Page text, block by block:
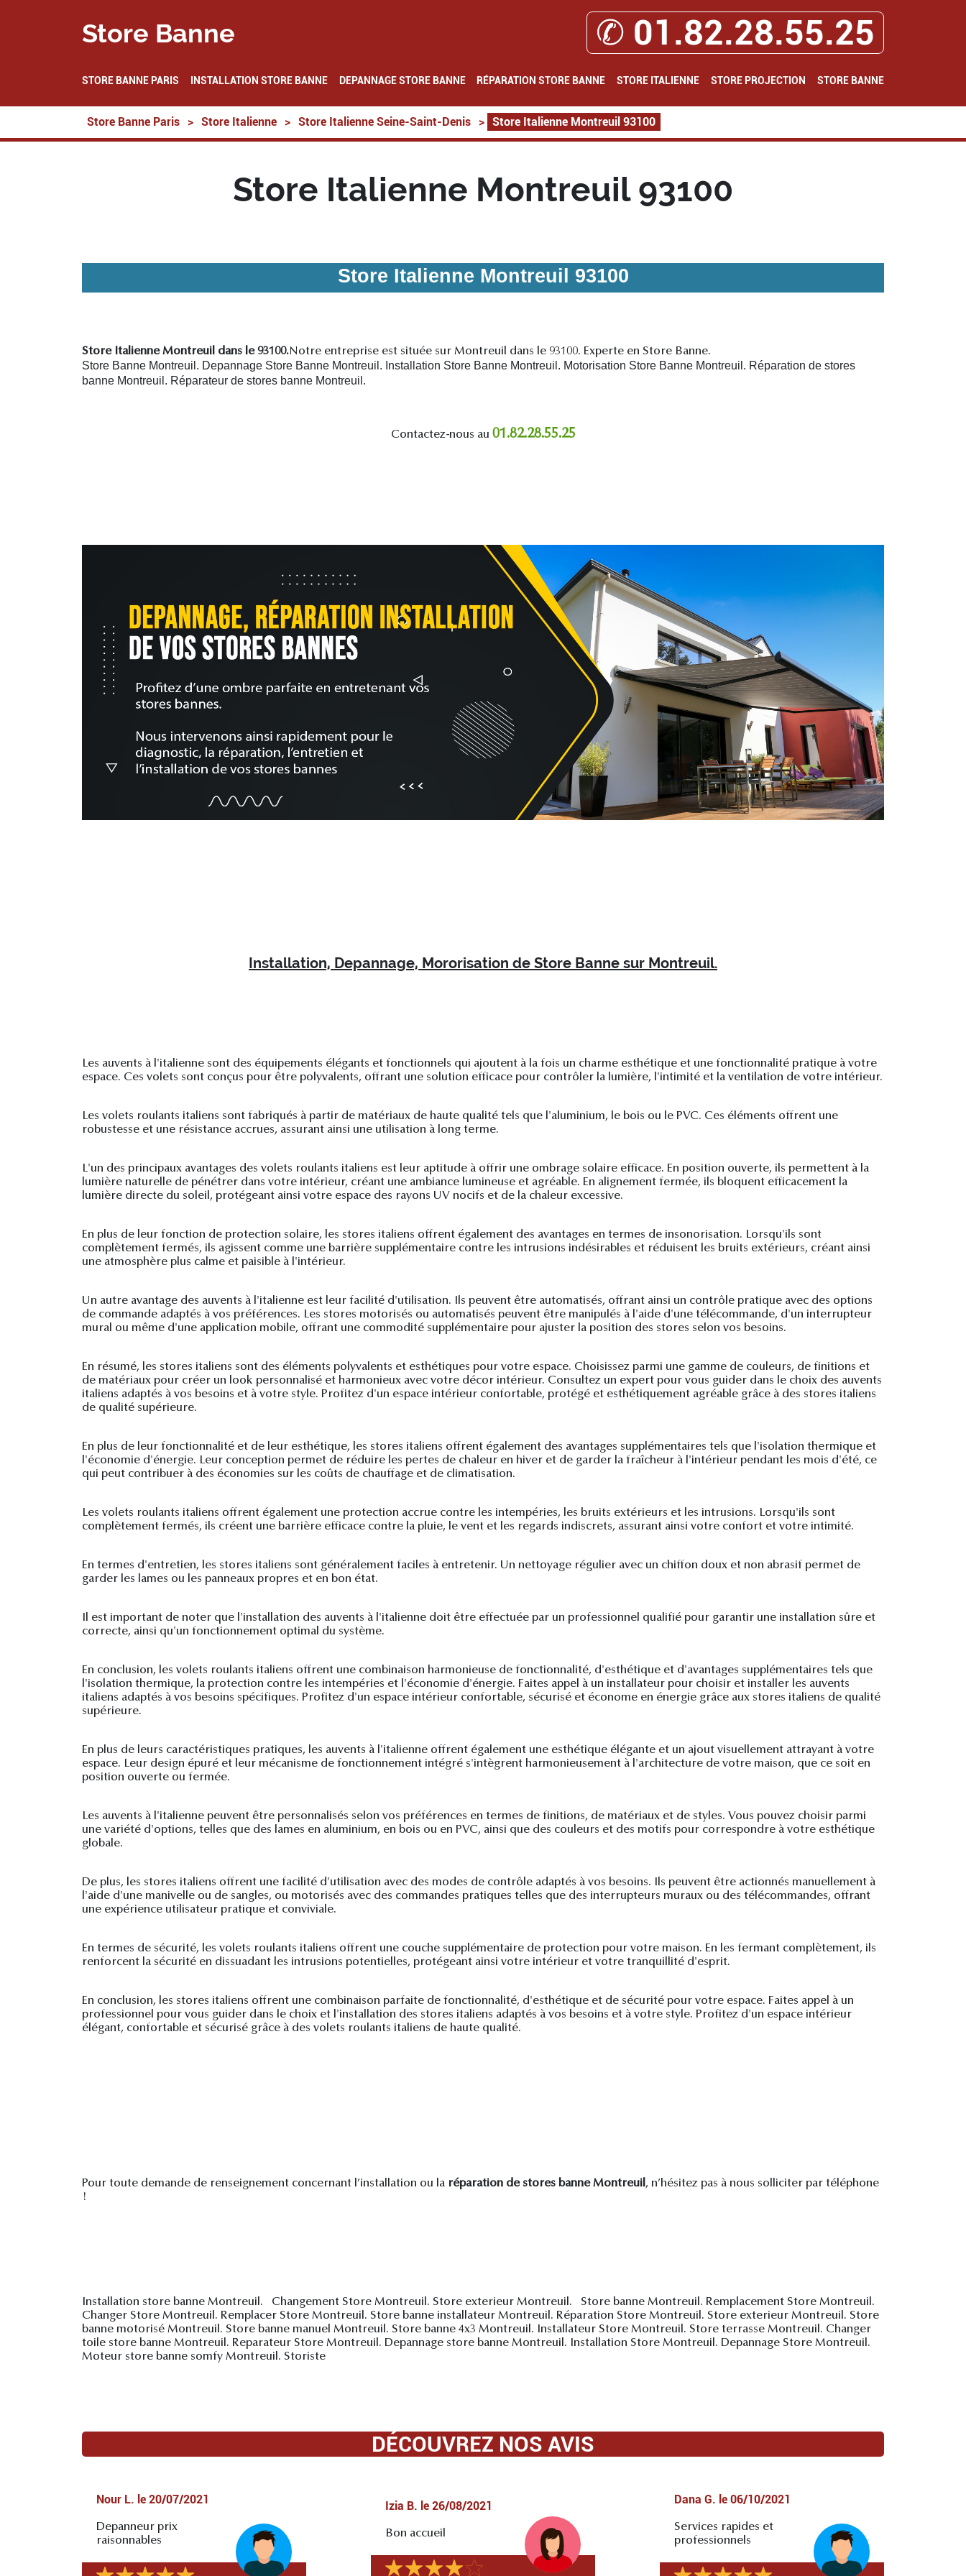
Store Banne ✆ 01.82.28.55.25
STORE BANNE PARIS INSTALLATION STORE BANNE DEPANNAGE STORE BANNE RÉPARATION STORE BANNE STORE ITALIENNE STORE PROJECTION STORE BANNE
Store Banne Paris > Store Italienne > Store Italienne Seine-Saint-Denis > Store Italienne Montreuil 93100
Store Italienne Montreuil 93100
Store Italienne Montreuil 93100
Store Italienne Montreuil dans le 93100.Notre entreprise est située sur Montreuil dans le 93100. Experte en Store Banne.
Store Banne Montreuil. Depannage Store Banne Montreuil. Installation Store Banne Montreuil. Motorisation Store Banne Montreuil. Réparation de stores
banne Montreuil. Réparateur de stores banne Montreuil.
Contactez-nous au 01.82.28.55.25
Installation, Depannage, Mororisation de Store Banne sur Montreuil.
Les auvents à l'italienne sont des équipements élégants et fonctionnels qui ajoutent à la fois un charme esthétique et une fonctionnalité pratique à votre
espace. Ces volets sont conçus pour être polyvalents, offrant une solution efficace pour contrôler la lumière, l'intimité et la ventilation de votre intérieur.
Les volets roulants italiens sont fabriqués à partir de matériaux de haute qualité tels que l'aluminium, le bois ou le PVC. Ces éléments offrent une
robustesse et une résistance accrues, assurant ainsi une utilisation à long terme.
L'un des principaux avantages des volets roulants italiens est leur aptitude à offrir une ombrage solaire efficace. En position ouverte, ils permettent à la
lumière naturelle de pénétrer dans votre intérieur, créant une ambiance lumineuse et agréable. En alignement fermée, ils bloquent efficacement la
lumière directe du soleil, protégeant ainsi votre espace des rayons UV nocifs et de la chaleur excessive.
En plus de leur fonction de protection solaire, les stores italiens offrent également des avantages en termes de insonorisation. Lorsqu'ils sont
complètement fermés, ils agissent comme une barrière supplémentaire contre les intrusions indésirables et réduisent les bruits extérieurs, créant ainsi
une atmosphère plus calme et paisible à l'intérieur.
Un autre avantage des auvents à l'italienne est leur facilité d'utilisation. Ils peuvent être automatisés, offrant ainsi un contrôle pratique avec des options
de commande adaptés à vos préférences. Les stores motorisés ou automatisés peuvent être manipulés à l'aide d'une télécommande, d'un interrupteur
mural ou même d'une application mobile, offrant une commodité supplémentaire pour ajuster la position des stores selon vos besoins.
En résumé, les stores italiens sont des éléments polyvalents et esthétiques pour votre espace. Choisissez parmi une gamme de couleurs, de finitions et
de matériaux pour créer un look personnalisé et harmonieux avec votre décor intérieur. Consultez un expert pour vous guider dans le choix des auvents
italiens adaptés à vos besoins et à votre style. Profitez d'un espace intérieur confortable, protégé et esthétiquement agréable grâce à des stores italiens
de qualité supérieure.
En plus de leur fonctionnalité et de leur esthétique, les stores italiens offrent également des avantages supplémentaires tels que l'isolation thermique et
l'économie d'énergie. Leur conception permet de réduire les pertes de chaleur en hiver et de garder la fraîcheur à l'intérieur pendant les mois d'été, ce
qui peut contribuer à des économies sur les coûts de chauffage et de climatisation.
Les volets roulants italiens offrent également une protection accrue contre les intempéries, les bruits extérieurs et les intrusions. Lorsqu'ils sont
complètement fermés, ils créent une barrière efficace contre la pluie, le vent et les regards indiscrets, assurant ainsi votre confort et votre intimité.
En termes d'entretien, les stores italiens sont généralement faciles à entretenir. Un nettoyage régulier avec un chiffon doux et non abrasif permet de
garder les lames ou les panneaux propres et en bon état.
Il est important de noter que l'installation des auvents à l'italienne doit être effectuée par un professionnel qualifié pour garantir une installation sûre et
correcte, ainsi qu'un fonctionnement optimal du système.
En conclusion, les volets roulants italiens offrent une combinaison harmonieuse de fonctionnalité, d'esthétique et d'avantages supplémentaires tels que
l'isolation thermique, la protection contre les intempéries et l'économie d'énergie. Faites appel à un installateur pour choisir et installer les auvents
italiens adaptés à vos besoins spécifiques. Profitez d'un espace intérieur confortable, sécurisé et économe en énergie grâce aux stores italiens de qualité
supérieure.
En plus de leurs caractéristiques pratiques, les auvents à l'italienne offrent également une esthétique élégante et un ajout visuellement attrayant à votre
espace. Leur design épuré et leur mécanisme de fonctionnement intégré s'intègrent harmonieusement à l'architecture de votre maison, que ce soit en
position ouverte ou fermée.
Les auvents à l'italienne peuvent être personnalisés selon vos préférences en termes de finitions, de matériaux et de styles. Vous pouvez choisir parmi
une variété d'options, telles que des lames en aluminium, en bois ou en PVC, ainsi que des couleurs et des motifs pour correspondre à votre esthétique
globale.
De plus, les stores italiens offrent une facilité d'utilisation avec des modes de contrôle adaptés à vos besoins. Ils peuvent être actionnés manuellement à
l'aide d'une manivelle ou de sangles, ou motorisés avec des commandes pratiques telles que des interrupteurs muraux ou des télécommandes, offrant
une expérience utilisateur pratique et conviviale.
En termes de sécurité, les volets roulants italiens offrent une couche supplémentaire de protection pour votre maison. En les fermant complètement, ils
renforcent la sécurité en dissuadant les intrusions potentielles, protégeant ainsi votre intérieur et votre tranquillité d'esprit.
En conclusion, les stores italiens offrent une combinaison parfaite de fonctionnalité, d'esthétique et de sécurité pour votre espace. Faites appel à un
professionnel pour vous guider dans le choix et l'installation des stores italiens adaptés à vos besoins et à votre style. Profitez d'un espace intérieur
élégant, confortable et sécurisé grâce à des volets roulants italiens de haute qualité.
Pour toute demande de renseignement concernant l’installation ou la réparation de stores banne Montreuil , n’hésitez pas à nous solliciter par téléphone
!
Installation store banne Montreuil. Changement Store Montreuil. Store exterieur Montreuil. Store banne Montreuil. Remplacement Store Montreuil.
Changer Store Montreuil. Remplacer Store Montreuil. Store banne installateur Montreuil. Réparation Store Montreuil. Store exterieur Montreuil. Store
banne motorisé Montreuil. Store banne manuel Montreuil. Store banne 4x3 Montreuil. Installateur Store Montreuil. Store terrasse Montreuil. Changer
toile store banne Montreuil. Reparateur Store Montreuil. Depannage store banne Montreuil. Installation Store Montreuil. Depannage Store Montreuil.
Moteur store banne somfy Montreuil. Storiste
DÉCOUVREZ NOS AVIS
Nour L. le 20/07/2021
Depanneur prix
raisonnables
Izia B. le 26/08/2021
Bon accueil
Dana G. le 06/10/2021
Services rapides et
professionnels